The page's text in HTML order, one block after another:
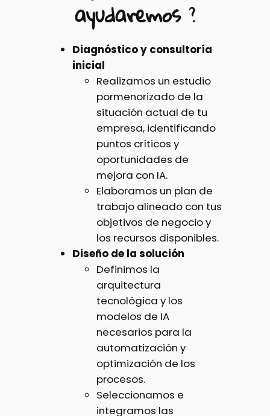
ayudaremos?
Diagnóstico y consultoría
inicial
Realizamos un estudio
pormenorizado de la
situación actual de tu
empresa, identificando
puntos críticos y
oportunidades de
mejora con IA.
Elaboramos un plan de
trabajo alineado con tus
objetivos de negocio y
los recursos disponibles.
Diseño de la solución
Definimos la
arquitectura
tecnológica y los
modelos de IA
necesarios para la
automatización y
optimización de los
procesos.
Seleccionamos e
integramos las